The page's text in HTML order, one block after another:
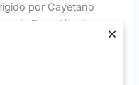
×
por Cayetano
de Zapotlán el
recobrar la
El pasado 21, 22 y